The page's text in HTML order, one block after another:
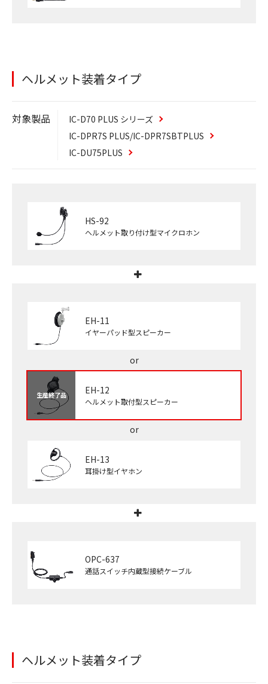
ヘルメット装着タイプ
対象製品 IC-D70 PLUS シリーズ
IC-DPR7S PLUS/IC-DPR7SBTPLUS
IC-DU75PLUS
HS-92
ヘルメット取り付け型マイクロホン
EH-11
イヤーパッド型スピーカー
生産終了品 EH-12
ヘルメット取付型スピーカー
EH-13
耳掛け型イヤホン
OPC-637
通話スイッチ内蔵型接続ケーブル
ヘルメット装着タイプ